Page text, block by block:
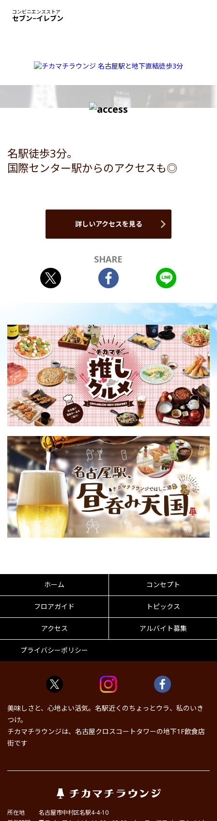
コンビニエンスストア
セブン−イレブン
名駅徒歩3分。
国際センター駅からのアクセスも◎
詳しいアクセスを見る
SHARE
ホーム コンセプト
フロアガイド トピックス
アクセス アルバイト募集
プライバシーポリシー
美味しさと、心地よい活気。名駅近くのちょっとウラ、私のいき
つけ。
チカマチラウンジは、名古屋クロスコートタワーの地下1F飲食店
街です
所在地
名古屋市中村区名駅4-4-10